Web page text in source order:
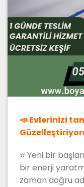
📣 Evlerinizi
⭐ Yeni bir
bir enerji
zaman doğru